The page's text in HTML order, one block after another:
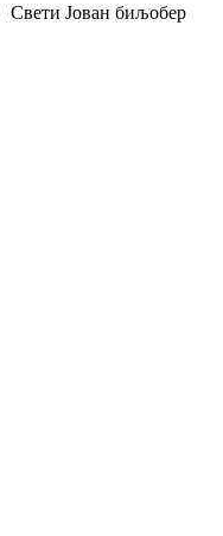
Свети Јован биљобер